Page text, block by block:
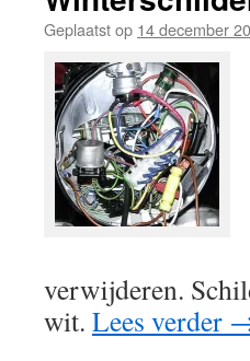
Geplaatst op 14 december
verwijderen.
wit. Lees verder